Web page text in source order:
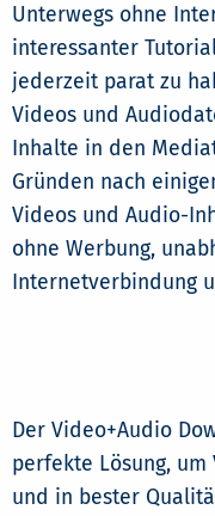
Unterwegs ohne
interessanter
jederzeit parat zu
Videos und
Inhalte in den
Gründen nach
Videos und Audio-
ohne Werbung,
Internetverbindung
Der Video+Audio
perfekte Lösung,
und in bester